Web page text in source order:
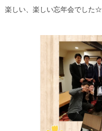
楽しい、楽しい忘年会でした☆